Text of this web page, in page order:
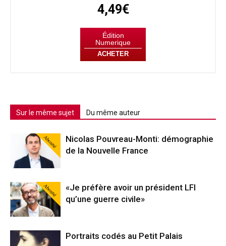
4,49€
Édition
Numerique
ACHETER
Sur le même sujet Du même auteur
Abonné
Nicolas Pouvreau-Monti: démographie
de la Nouvelle France
Abonné
«Je préfère avoir un président LFI
qu’une guerre civile»
Portraits codés au Petit Palais